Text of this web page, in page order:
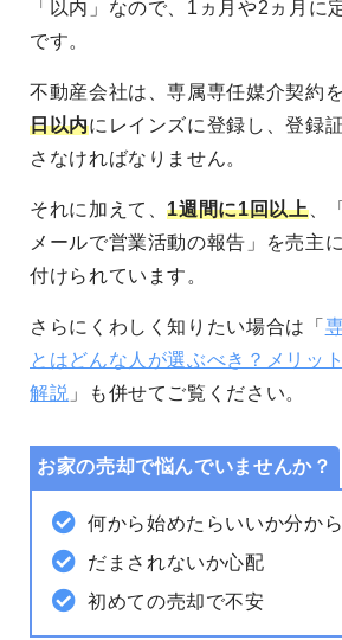
「以内」なので、1ヵ月や2ヵ月に
です。
不動産会社は、専属専任媒介契約
日以内にレインズに登録し、登録
さなければなりません。
それに加えて、1週間に1回以上、
メールで営業活動の報告」を売主
付けられています。
さらにくわしく知りたい場合は「
とはどんな人が選ぶべき？メリッ
解説 」も併せてご覧ください。
お家の売却で悩んでいませんか？
何から始めたらいいか分か
だまされないか心配
初めての売却で不安